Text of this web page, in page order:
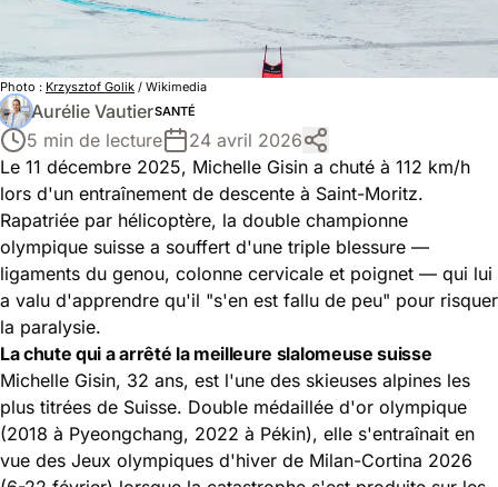
Photo : Krzysztof Golik / Wikimedia
Aurélie VautierSANTÉ
5 min de lecture
24 avril 2026
Le 11 décembre 2025, Michelle Gisin a chuté à 112 km/h
lors d'un entraînement de descente à Saint-Moritz.
Rapatriée par hélicoptère, la double championne
olympique suisse a souffert d'une triple blessure —
ligaments du genou, colonne cervicale et poignet — qui lui
a valu d'apprendre qu'il "s'en est fallu de peu" pour risquer
la paralysie.
La chute qui a arrêté la meilleure slalomeuse suisse
Michelle Gisin, 32 ans, est l'une des skieuses alpines les
plus titrées de Suisse. Double médaillée d'or olympique
(2018 à Pyeongchang, 2022 à Pékin), elle s'entraînait en
vue des Jeux olympiques d'hiver de Milan-Cortina 2026